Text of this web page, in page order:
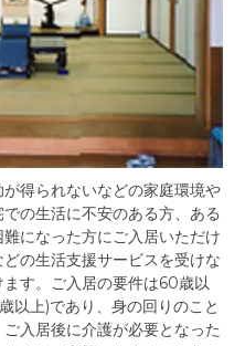
得られないなどの家庭環境や
の生活に不安のある方、ある
になった方にご入居いただけ
の生活支援サービスを受けな
す。ご入居の要件は60歳以
以上)であり、身の回りのこと
入居後に介護が必要となった